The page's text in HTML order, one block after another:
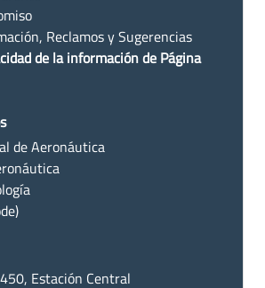
Reclamos y Sugerencias
de la información de Página
de Aeronáutica
Estación Central